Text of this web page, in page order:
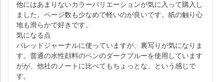
他にはあまりないカラーバリエーションが気に入って購入し
ました。ページ数も少なめで軽いのが良いです。紙の触り心
地も滑らかで好きです。
気になる点
バレッドジャーナルに使っていますが、裏写りが気になりま
す。普通の水性顔料のペンのダークブルーを使用しています
がが、他社のノートに比べてもちょっとな、という感じで
す。